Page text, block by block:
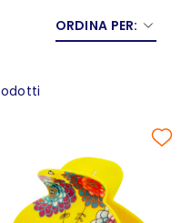
ORDINA PER: